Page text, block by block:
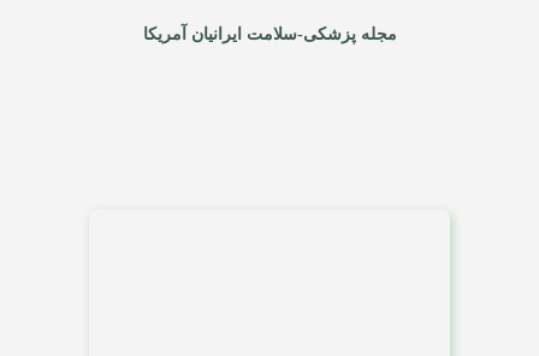
مجله پزشکی-سلامت ایرانیان آمریکا